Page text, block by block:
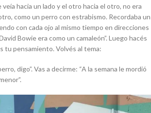
hacia un lado y el otro hacia el otro, no era
como un perro con estrabismo. Recordaba un
con cada ojo al mismo tiempo en direcciones
Bowie era como un camaleón”. Luego hacés
tu pensamiento. Volvés al tema:
digo”. Vas a decirme: “A la semana le mordió